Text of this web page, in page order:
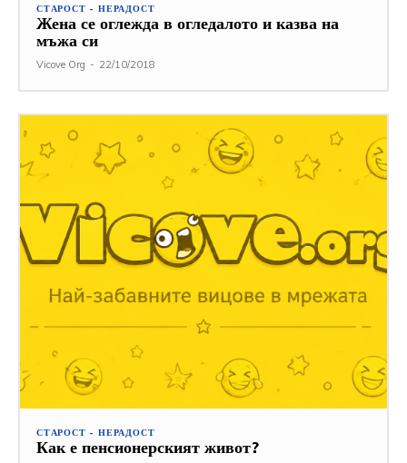
СТАРОСТ - НЕРАДОСТ
Жена се оглежда в огледалото и казва на
мъжа си
Vicove Org - 22/10/2018
СТАРОСТ - НЕРАДОСТ
Как е пенсионерският живот?